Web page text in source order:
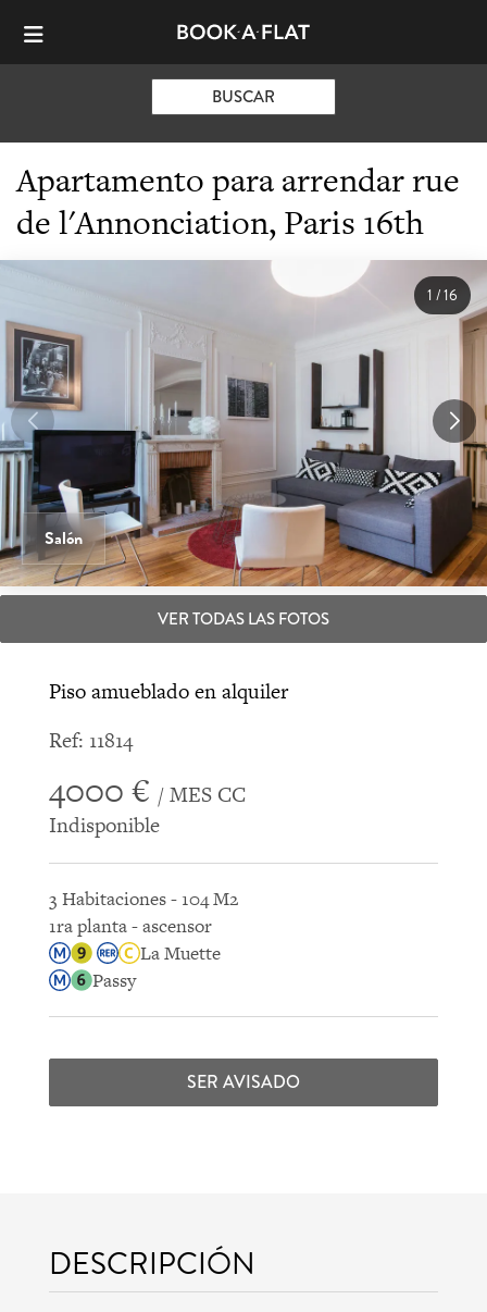
BUSCAR
Apartamento para arrendar rue
de l'Annonciation, Paris 16th
Salón
1/16
VER TODAS LAS FOTOS
Piso amueblado en alquiler
Ref: 11814
4000 € / MES CC
Indisponible
3 Habitaciones - 104 M2
1ra planta - ascensor
La Muette
Passy
SER AVISADO
DESCRIPCIÓN